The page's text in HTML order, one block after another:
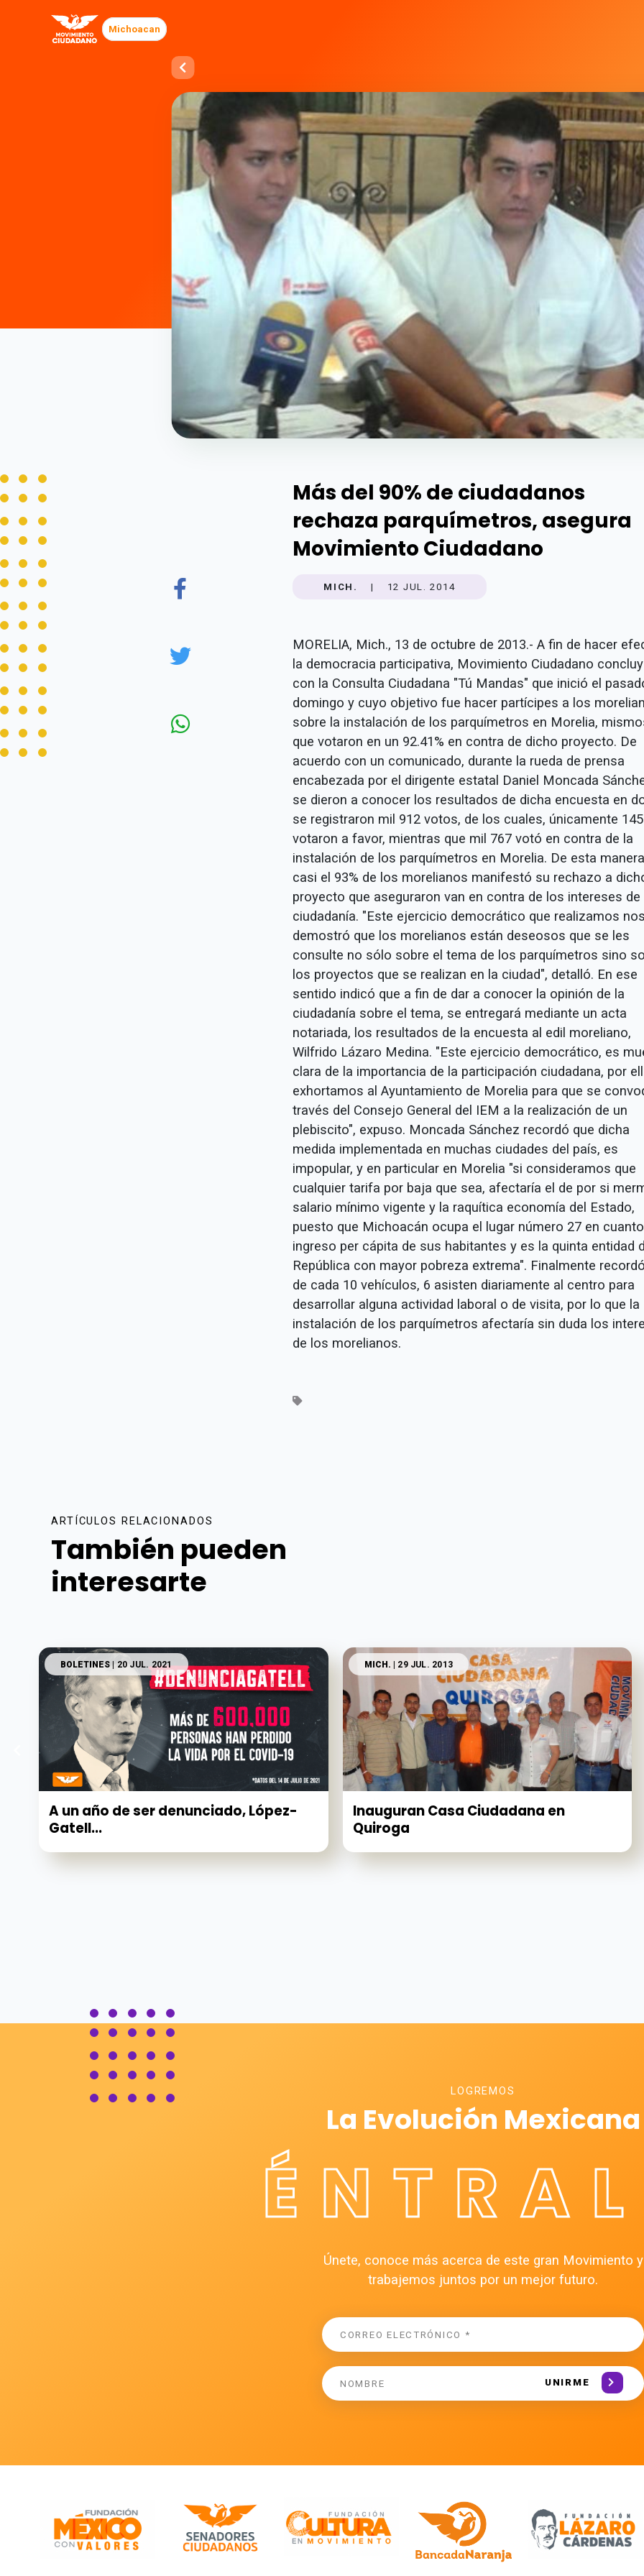
Michoacan
Más del 90% de ciudadanos
rechaza parquímetros, asegura
Movimiento Ciudadano
MICH. | 12 JUL. 2014
MORELIA, Mich., 13 de octubre de 2013.- A fin de hacer
la democracia participativa, Movimiento Ciudadano
con la Consulta Ciudadana "Tú Mandas" que inició el
domingo y cuyo objetivo fue hacer partícipes a los
sobre la instalación de los parquímetros en Morelia,
que votaron en un 92.41% en contra de dicho proyecto. De
acuerdo con un comunicado, durante la rueda de prensa
encabezada por el dirigente estatal Daniel Moncada
se dieron a conocer los resultados de dicha encuesta en
se registraron mil 912 votos, de los cuales, únicamente 145
votaron a favor, mientras que mil 767 votó en contra de la
instalación de los parquímetros en Morelia. De esta
casi el 93% de los morelianos manifestó su rechazo a
proyecto que aseguraron van en contra de los intereses de
ciudadanía. "Este ejercicio democrático que realizamos
demostró que los morelianos están deseosos que se les
consulte no sólo sobre el tema de los parquímetros sino
los proyectos que se realizan en la ciudad", detalló. En ese
sentido indicó que a fin de dar a conocer la opinión de la
ciudadanía sobre el tema, se entregará mediante un acta
notariada, los resultados de la encuesta al edil moreliano,
Wilfrido Lázaro Medina. "Este ejercicio democrático, es
clara de la importancia de la participación ciudadana, por
exhortamos al Ayuntamiento de Morelia para que se
través del Consejo General del IEM a la realización de un
plebiscito", expuso. Moncada Sánchez recordó que dicha
medida implementada en muchas ciudades del país, es
impopular, y en particular en Morelia "si consideramos que
cualquier tarifa por baja que sea, afectaría el de por si
salario mínimo vigente y la raquítica economía del Estado,
puesto que Michoacán ocupa el lugar número 27 en
ingreso per cápita de sus habitantes y es la quinta entidad
República con mayor pobreza extrema". Finalmente
de cada 10 vehículos, 6 asisten diariamente al centro para
desarrollar alguna actividad laboral o de visita, por lo que la
instalación de los parquímetros afectaría sin duda los
de los morelianos.
ARTÍCULOS RELACIONADOS
También pueden
interesarte
BOLETINES| 20 JUL. 2021
A un año de ser denunciado, López-
Gatell...
MICH. | 29 JUL. 2013
Inauguran Casa Ciudadana en
Quiroga
LOGREMOS
La Evolución Mexicana
Únete, conoce más acerca de este gran Movimiento y
trabajemos juntos por un mejor futuro.
UNIRME